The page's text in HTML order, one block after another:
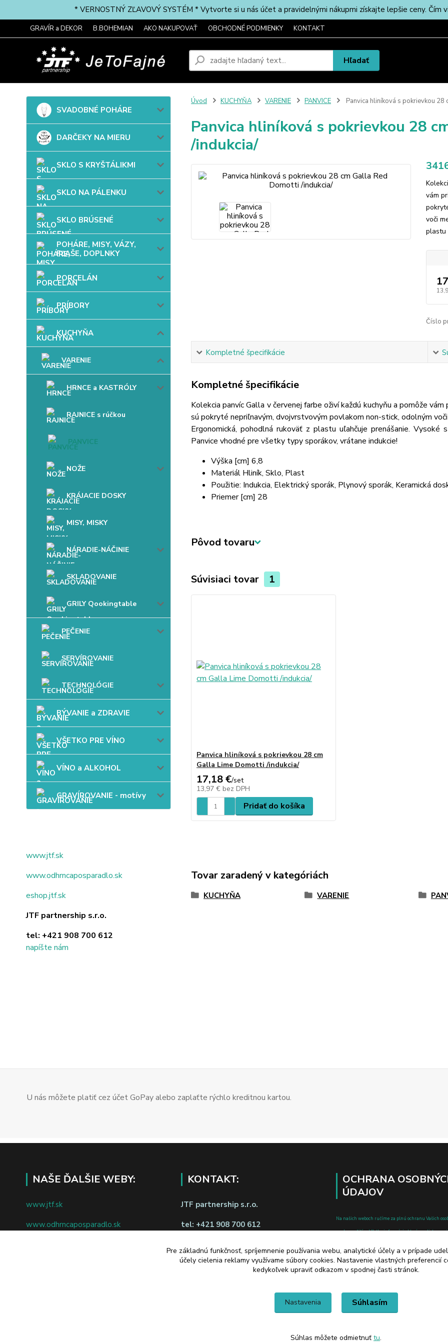
* VERNOSTNÝ ZĽAVOVÝ SYSTÉM * Vytvorte si u nás účet a pravidelnými nákupmi získajte lepšie ceny. Čím
GRAVÍR a DEKOR B.BOHEMIAN AKO NAKUPOVAŤ OBCHODNÉ PODMIENKY KONTAKT
Hľadať
SVADOBNÉ POHÁRE
DARČEKY NA MIERU
SKLO S KRYŠTÁLIKMI
SKLO NA PÁLENKU
SKLO BRÚSENÉ
POHÁRE, MISY, VÁZY,
FĽAŠE, DOPLNKY
PORCELÁN
PRÍBORY
KUCHYŇA
VARENIE
HRNCE a KASTRÓLY
RAJNICE s rúčkou
PANVICE
NOŽE
KRÁJACIE DOSKY
MISY, MISKY
NÁRADIE-NÁČINIE
SKLADOVANIE
GRILY Qookingtable
PEČENIE
SERVÍROVANIE
TECHNOLÓGIE
BÝVANIE a ZDRAVIE
VŠETKO PRE VÍNO
VÍNO a ALKOHOL
GRAVÍROVANIE - motívy
www.jtf.sk
www.odhrncaposparadlo.sk
eshop.jtf.sk
JTF partnership s.r.o.
tel: +421 908 700 612
napíšte nám
Úvod KUCHYŇA VARENIE PANVICE Panvica hliníková s pokrievkou
Panvica hliníková s pokrievkou 28
/indukcia/
vám
voči
plastu
Číslo
Kompletné špecifikácie
Kompletné špecifikácie
Kolekcia panvíc Galla v červenej farbe oživí každú kuchyňu a pomôže
sú pokryté nepriľnavým, dvojvrstvovým povlakom non-stick, odolným
Ergonomická, pohodlná rukoväť z plastu uľahčuje prenášanie.
Panvice vhodné pre všetky typy sporákov, vrátane indukcie!
Výška [cm] 6,8
Materiál Hliník, Sklo, Plast
Použitie: Indukcia, Elektrický sporák, Plynový sporák, Keramická
Priemer [cm] 28
Pôvod tovaru
Súvisiaci tovar 1
Panvica hliníková s pokrievkou 28 cm
Galla Lime Domotti /indukcia/
17,18 €/set
13,97 € bez DPH
Pridať do košíka
Tovar zaradený v kategóriách
KUCHYŇA VARENIE
U nás môžete platiť cez účet GoPay alebo zaplaťte rýchlo kreditnou kartou.
NAŠE ĎALŠIE WEBY:
www.jtf.sk
www.odhrncaposparadlo.sk
KONTAKT:
JTF partnership s.r.o.
tel: +421 908 700 612
napíšte nám
Odstúpiť od zmluvy tu
OCHRANA
ÚDAJOV
Na našich weboch ručíme za plnú ochranu Vašich
pred zneužitím. Všetky informácie, ktoré uvediete o
a o zmene a doplnení niektorých zákonov.
Pre základnú funkčnosť, spríjemnenie používania webu, analytické účely a v prípade
účely cielenia reklamy využívame súbory cookies. Nastavenie vlastných preferencií
kedykoľvek upraviť odkazom v spodnej časti stránok.
Nastavenia Súhlasím
Súhlas môžete odmietnuť tu.